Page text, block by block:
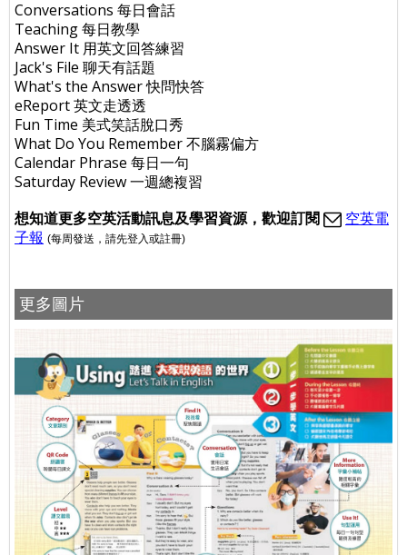
Conversations 每日會話
Teaching 每日教學
Answer It 用英文回答練習
Jack's File 聊天有話題
What's the Answer 快問快答
eReport 英文走透透
Fun Time 美式笑話脫口秀
What Do You Remember 不腦霧偏方
Calendar Phrase 每日一句
Saturday Review 一週總複習
想知道更多空英活動訊息及學習資源，歡迎訂閱
空英電
子報 (每周發送 ，請先登入或註冊)
更多圖片